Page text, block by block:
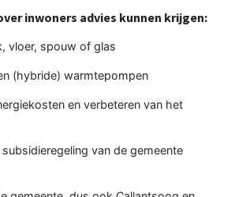
inwoners advies kunnen krijgen:
vloer, spouw of glas
(hybride) warmtepompen
en verbeteren van het
van de gemeente